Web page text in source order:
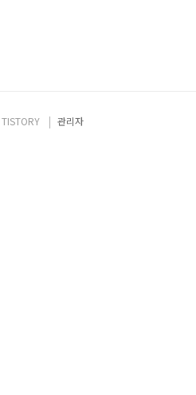
TISTORY 관리자